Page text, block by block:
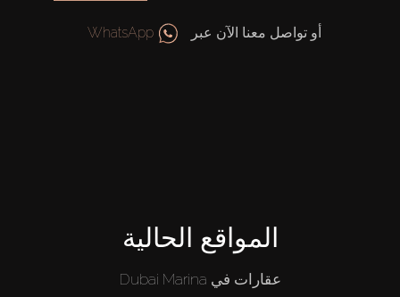
أو تواصل معنا الآن عبر WhatsApp
المواقع الحالية
عقارات في Dubai Marina